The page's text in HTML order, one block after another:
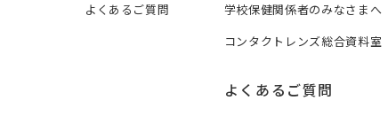
よくあるご質問
学校保健関係者のみなさまへ
コンタクトレンズ総合資料室
よくあるご質問